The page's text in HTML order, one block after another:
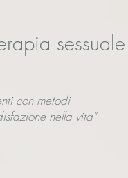
sessuale
con metodi
nella vita"